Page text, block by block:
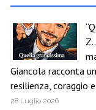
Giancola racconta
resilienza, coraggio
28 Luglio 2026